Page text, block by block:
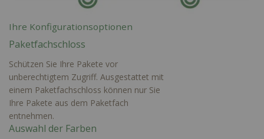
Ihre Konfigurationsoptionen
Paketfachschloss
Schützen Sie Ihre Pakete vor
unberechtigtem Zugriff. Ausgestattet mit
einem Paketfachschloss können nur Sie
Ihre Pakete aus dem Paketfach
entnehmen.
Auswahl der Farben